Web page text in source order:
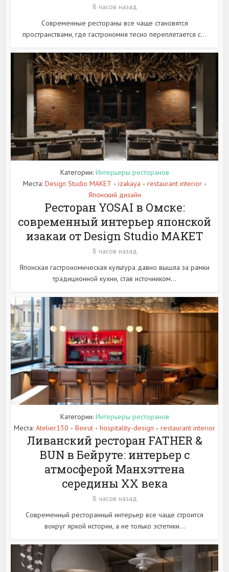
8 часов назад
Современные рестораны все чаще становятся
пространствами, где гастрономия тесно переплетается с...
Категории: Интерьеры ресторанов
Места: Design Studio MAKET • izakaya • restaurant interior •
Японский дизайн
Ресторан YOSAI в Омске:
современный интерьер японской
изакаи от Design Studio MAKET
8 часов назад
Японская гастрономическая культура давно вышла за рамки
традиционной кухни, став источником...
Категории: Интерьеры ресторанов
Места: Atelier130 • Beirut • hospitality-design • restaurant interior
Ливанский ресторан FATHER &
BUN в Бейруте: интерьер с
атмосферой Манхэттена
середины XX века
8 часов назад
Современный ресторанный интерьер все чаще строится
вокруг яркой истории, а не только эстетики...